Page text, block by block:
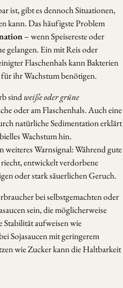
ist, gibt es dennoch Situationen,
kann. Das häufigste Problem
– wenn Speisereste oder
gelangen. Ein mit Reis oder
Flaschenhals kann Bakterien
ihr Wachstum benötigen.
sindweiße oder grüne
oder am Flaschenhals. Auch eine
natürliche Sedimentation erklärt
Wachstum hin.
weiteres Warnsignal: Während gute
entwickelt verdorbene
oder stark säuerlichen Geruch.
bei selbstgemachten oder
sein, die möglicherweise
aufweisen wie
Sojasaucen mit geringerem
wie Zucker kann die Haltbarkeit